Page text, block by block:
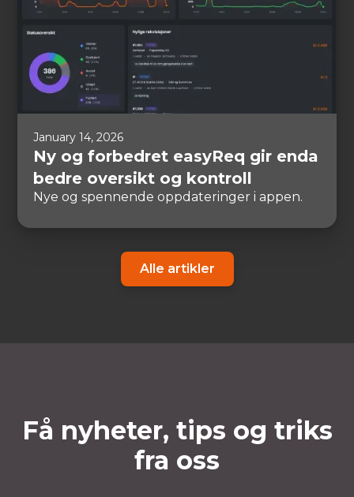
January 14, 2026
Ny og forbedret easyReq gir enda
bedre oversikt og kontroll
Nye og spennende oppdateringer i appen.
Alle artikler
Få nyheter, tips og triks
fra oss